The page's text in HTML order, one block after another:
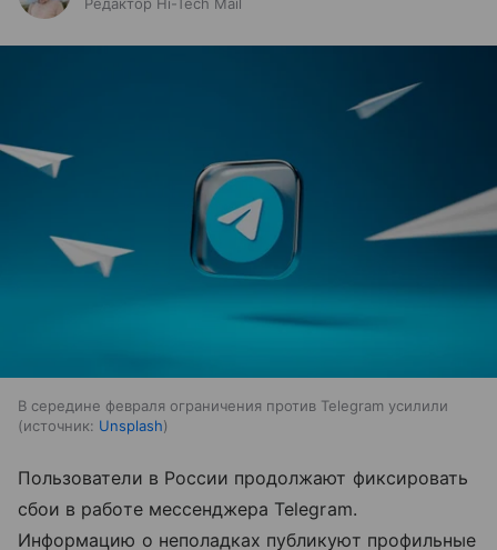
В середине февраля ограничения против Telegram усилили
источник: Unsplash
Пользователи в России продолжают фиксировать
сбои в работе мессенджера Telegram.
Информацию о неполадках публикуют профильные